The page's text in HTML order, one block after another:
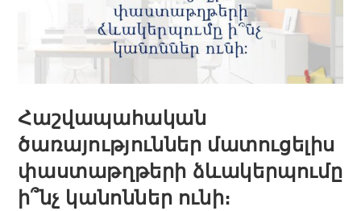
Հաշվապահական
ծառայություններ մատուցելիս
փաստաթղթերի ձևակերպումը
ի՞նչ կանոններ ունի։